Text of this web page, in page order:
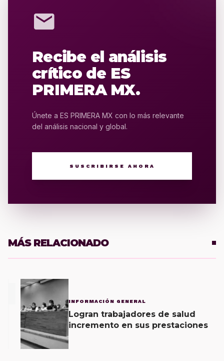
mail
Recibe el análisis
crítico de ES
PRIMERA MX.
Únete a ES PRIMERA MX con lo más relevante
del análisis nacional y global.
SUSCRIBIRSE AHORA
MÁS RELACIONADO
INFORMACIÓN GENERAL
Logran trabajadores de salud
incremento en sus prestaciones